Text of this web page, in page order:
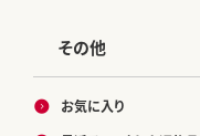
その他
お気に入り